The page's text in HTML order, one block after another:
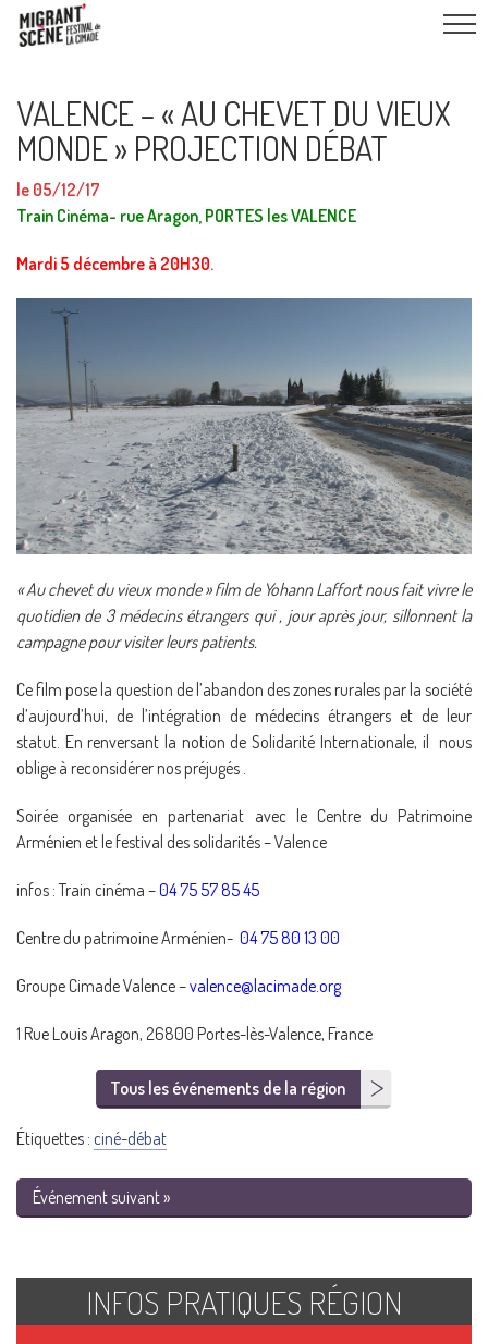
VALENCE – « AU CHEVET DU VIEUX
MONDE » PROJECTION DÉBAT
le 05/12/17
Train Cinéma- rue Aragon, PORTES les VALENCE
Mardi 5 décembre à 20H30.
« Au chevet du vieux monde » film de Yohann Laffort nous fait vivre le
quotidien de 3 médecins étrangers qui , jour après jour, sillonnent la
campagne pour visiter leurs patients.
Ce film pose la question de l’abandon des zones rurales par la société
d’aujourd’hui, de l’intégration de médecins étrangers et de leur
statut. En renversant la notion de Solidarité Internationale, il nous
oblige à reconsidérer nos préjugés .
Soirée organisée en partenariat avec le Centre du Patrimoine
Arménien et le festival des solidarités – Valence
infos : Train cinéma –04 75 57 85 45
Centre du patrimoine Arménien- 04 75 80 13 00
Groupe Cimade Valence –valence@lacimade.org
1 Rue Louis Aragon, 26800 Portes-lès-Valence, France
Tous les événements de la région
Étiquettes : ciné-débat
Événement suivant »
INFOS PRATIQUES RÉGION